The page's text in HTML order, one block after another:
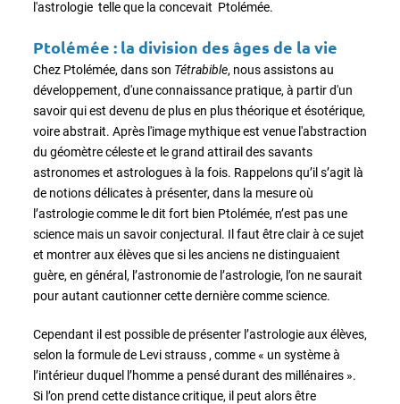
l'astrologie telle que la concevait Ptolémée.
Ptolémée : la division des âges de la vie
Chez Ptolémée, dans son Tétrabible, nous assistons au
développement, d'une connaissance pratique, à partir d'un
savoir qui est devenu de plus en plus théorique et ésotérique,
voire abstrait. Après l'image mythique est venue l'abstraction
du géomètre céleste et le grand attirail des savants
astronomes et astrologues à la fois. Rappelons qu’il s’agit là
de notions délicates à présenter, dans la mesure où
l’astrologie comme le dit fort bien Ptolémée, n’est pas une
science mais un savoir conjectural. Il faut être clair à ce sujet
et montrer aux élèves que si les anciens ne distinguaient
guère, en général, l’astronomie de l’astrologie, l’on ne saurait
pour autant cautionner cette dernière comme science.
Cependant il est possible de présenter l’astrologie aux élèves,
selon la formule de Levi strauss , comme « un système à
l’intérieur duquel l’homme a pensé durant des millénaires ».
Si l’on prend cette distance critique, il peut alors être